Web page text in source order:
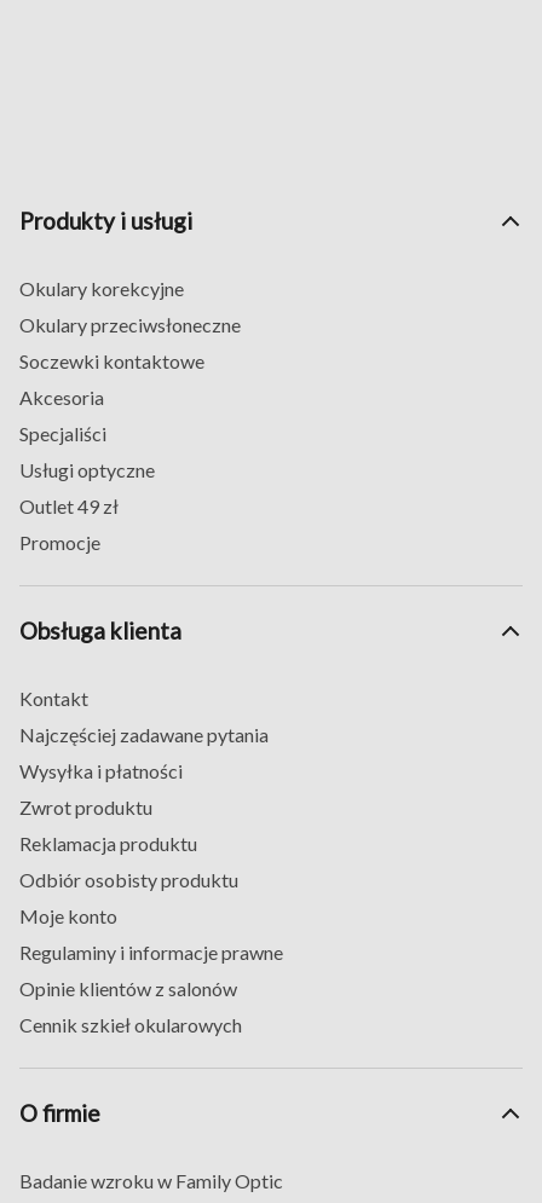
Produkty i usługi
Okulary korekcyjne
Okulary przeciwsłoneczne
Soczewki kontaktowe
Akcesoria
Specjaliści
Usługi optyczne
Outlet 49 zł
Promocje
Obsługa klienta
Kontakt
Najczęściej zadawane pytania
Wysyłka i płatności
Zwrot produktu
Reklamacja produktu
Odbiór osobisty produktu
Moje konto
Regulaminy i informacje prawne
Opinie klientów z salonów
Cennik szkieł okularowych
O firmie
Badanie wzroku w Family Optic